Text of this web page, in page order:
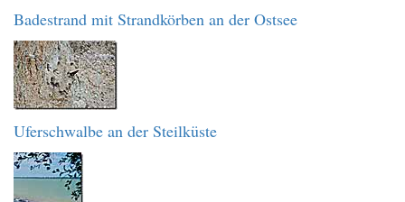
Badestrand mit Strandkörben an der Ostsee
Uferschwalbe an der Steilküste